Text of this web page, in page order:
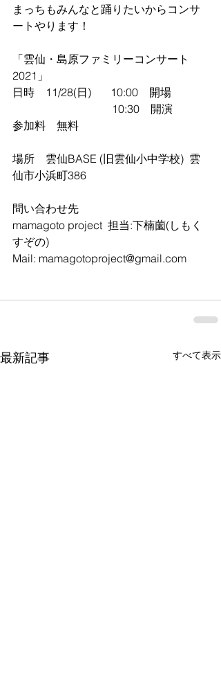
まっちもみんなと踊りたいからコンサ
ートやります！
「雲仙・島原ファミリーコンサート
2021」
日時　11/28(日) 　  10:00　開場
10:30　開演
参加料　無料
場所　雲仙BASE (旧雲仙小中学校)  雲
仙市小浜町386
問い合わせ先
mamagoto project  担当:下楠薗(しもく
すぞの)
Mail: mamagotoproject@gmail.com
最新記事 すべて表示